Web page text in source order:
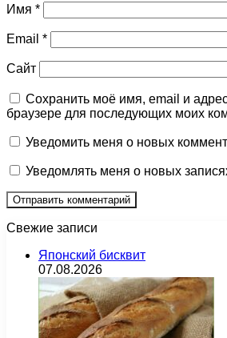
Имя *
Email *
Сайт
Сохранить моё имя, email и
браузере для последующих моих
Уведомить меня о новых
Уведомлять меня о новых
Свежие записи
Японский бисквит
07.08.2026